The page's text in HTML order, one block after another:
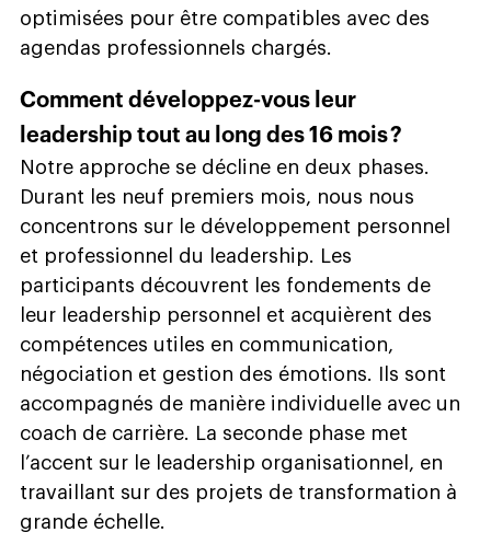
optimisées pour être compatibles avec des
agendas professionnels chargés.
Comment développez-vous leur
leadership tout au long des 16 mois ?
Notre approche se décline en deux phases.
Durant les neuf premiers mois, nous nous
concentrons sur le développement personnel
et professionnel du leadership. Les
participants découvrent les fondements de
leur leadership personnel et acquièrent des
compétences utiles en communication,
négociation et gestion des émotions. Ils sont
accompagnés de manière individuelle avec un
coach de carrière. La seconde phase met
l’accent sur le leadership organisationnel, en
travaillant sur des projets de transformation à
grande échelle.